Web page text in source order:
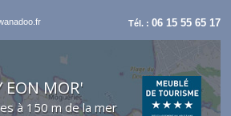
Tél. :06 15 55 65 17
EON MOR'
à 150 m de la mer